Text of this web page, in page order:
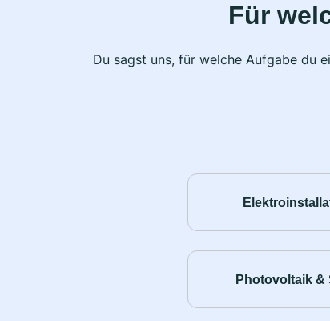
Für
Du sagst uns, für welche Aufgabe du
Photovoltaik &